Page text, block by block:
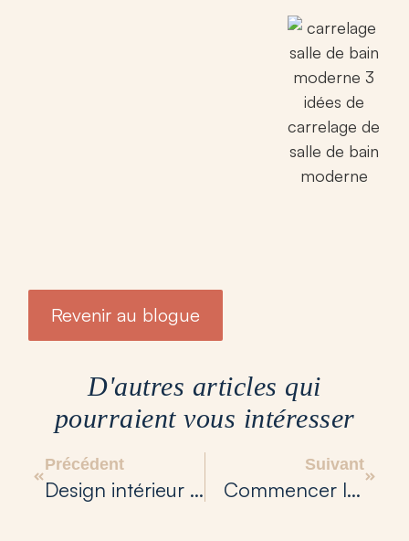
Revenir au blogue
D'autres articles qui
pourraient vous intéresser
Précédent
Design intérieur vs décoration
Suivant
Commencer la construction d’une nouvelle salle de bain